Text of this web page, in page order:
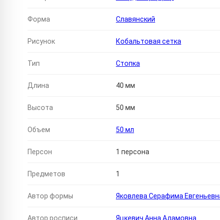
Форма Славянский
Рисунок Кобальтовая сетка
Тип Стопка
Длина 40 мм
Высота 50 мм
Объем 50 мл
Персон 1 персона
Предметов 1
Автор формы Яковлева Серафима
Автор росписи Яцкевич Анна Адамовна